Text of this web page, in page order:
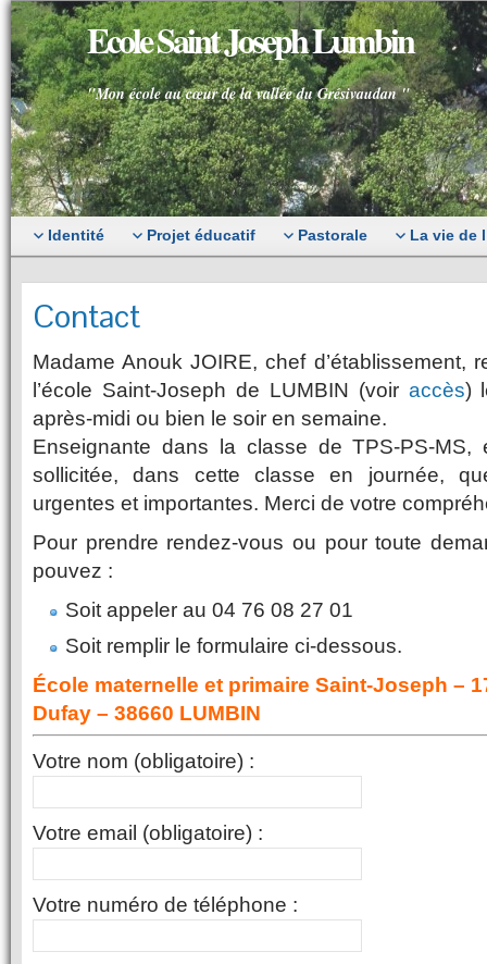
Ecole Saint Joseph Lumbin
"Mon école au cœur de la vallée du Grésivaudan "
Identité Projet éducatif Pastorale La vie de
Contact
Madame Anouk JOIRE, chef d’établissement,
l’école Saint-Joseph de LUMBIN (voiraccès)
après-midi ou bien le soir en semaine.
Enseignante dans la classe de TPS-PS-
sollicitée, dans cette classe en journée,
urgentes et importantes. Merci de votre
Pour prendre rendez-vous ou pour toute
pouvez :
Soit appeler au 04 76 08 27 01
Soit remplir le formulaire ci-dessous.
École maternelle et primaire Saint-Joseph –
Dufay – 38660 LUMBIN
Votre nom (obligatoire) :
Votre email (obligatoire) :
Votre numéro de téléphone :